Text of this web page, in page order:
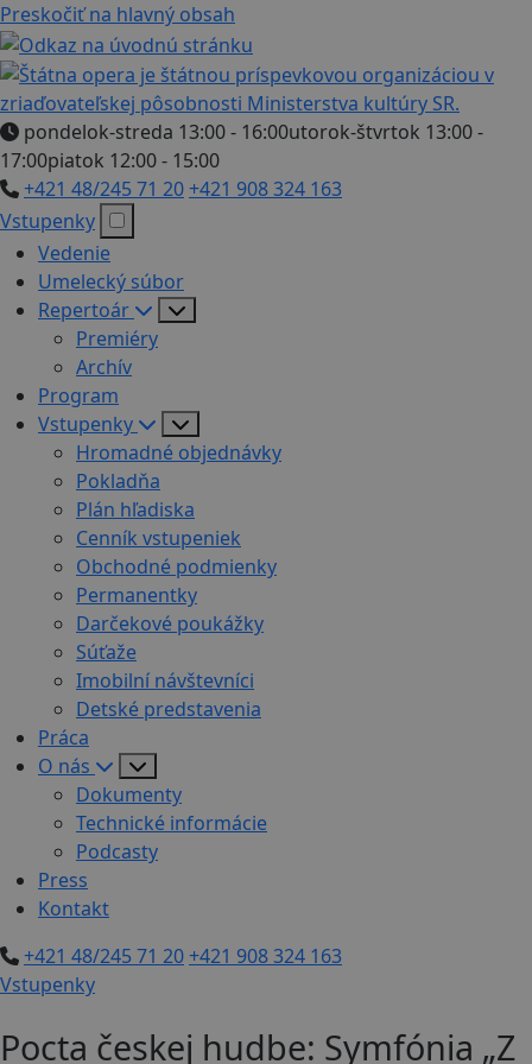
Preskočiť na hlavný obsah
pondelok-streda 13:00 - 16:00utorok-štvrtok 13:00 -
17:00piatok 12:00 - 15:00
+421 48/245 71 20+421 908 324 163
Vstupenky
Vedenie
Umelecký súbor
Repertoár
Premiéry
Archív
Program
Vstupenky
Hromadné objednávky
Pokladňa
Plán hľadiska
Cenník vstupeniek
Obchodné podmienky
Permanentky
Darčekové poukážky
Súťaže
Imobilní návštevníci
Detské predstavenia
Práca
O nás
Dokumenty
Technické informácie
Podcasty
Press
Kontakt
+421 48/245 71 20+421 908 324 163
Vstupenky
Pocta českej hudbe: Symfónia „Z